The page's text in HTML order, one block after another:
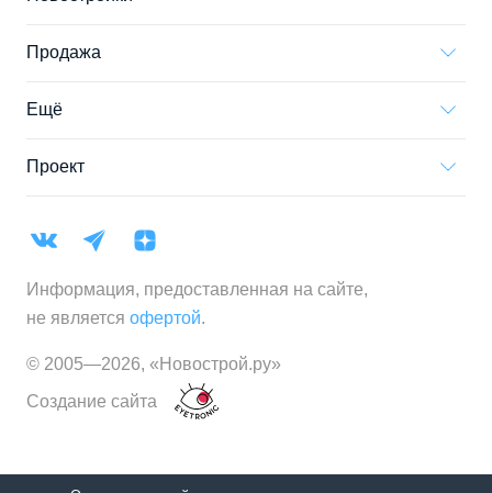
Продажа
Ещё
Проект
Информация, предоставленная на сайте,
не является офертой.
© 2005—2026, «Новострой.ру»
Создание сайта